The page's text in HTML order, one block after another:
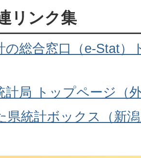
リンク集
の総合窓口（e-Stat）
計局 トップページ（
県統計ボックス（新